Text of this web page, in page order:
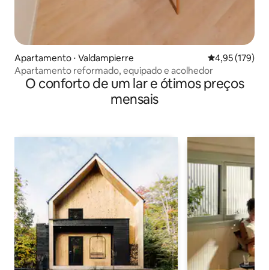
Apartamento ⋅ Valdampierre 4,95 de uma
4,95 (179)
Apartamento reformado, equipado e acolhedor
O conforto de um lar e ótimos preços
mensais